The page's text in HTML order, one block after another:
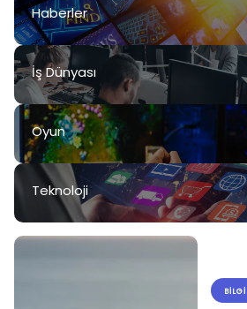
Haberler
İş Dünyası
Oyun
Teknoloji
BILGI